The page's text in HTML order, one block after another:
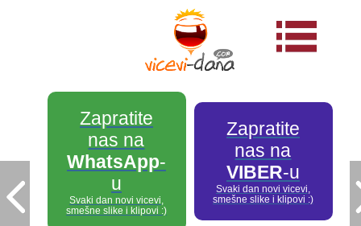
Zapratite
nas na
WhatsApp-
u
Svaki dan novi vicevi,
smešne slike i klipovi :)
Zapratite
nas na
VIBER-u
Svaki dan novi vicevi,
smešne slike i klipovi :)